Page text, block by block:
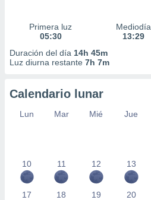
Primera luz
05:30
Mediodía
13:29
Duración del día 14h 45m
Luz diurna restante 7h 7m
Calendario lunar
Lun Mar Mié Jue
10 11 12 13
17 18 19 20